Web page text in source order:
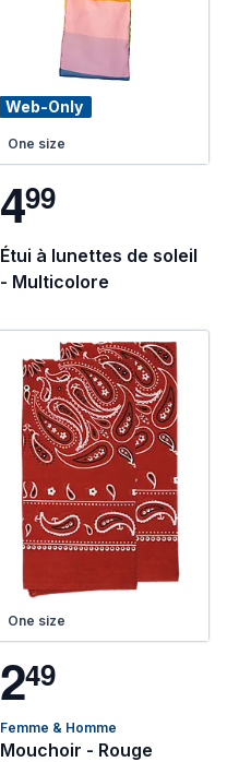
Web-Only
One size
499
Étui à lunettes de soleil
- Multicolore
One size
249
Femme & Homme
Mouchoir - Rouge